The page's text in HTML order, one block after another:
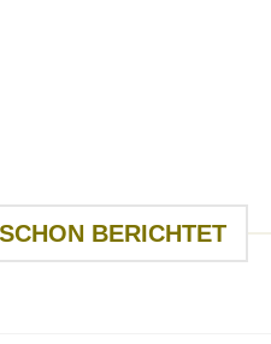
BERICHTET